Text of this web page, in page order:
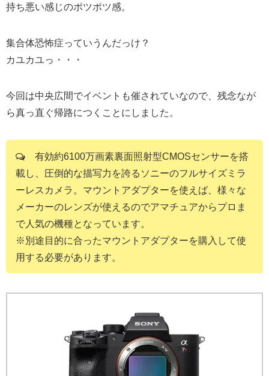
持ち悪い感じのポツポツ感。
集合体恐怖症っていうんだっけ？
カユカユっ・・・
今回は中央広間でイベントも催されていなので、残念なが
ら真っ直ぐ帰路につくことにしました。
有効約6100万画素裏面照射型CMOSセンサーを搭
載し、圧倒的な描写力を誇るソニーのフルサイズミラ
ーレスカメラ。マウントアダプターを使えば、様々な
メーカーのレンズが使えるのでアマチュアからプロま
で人気の機種となっています。
※別途目的に合ったマウントアダプターを購入して使
用する必要があります。